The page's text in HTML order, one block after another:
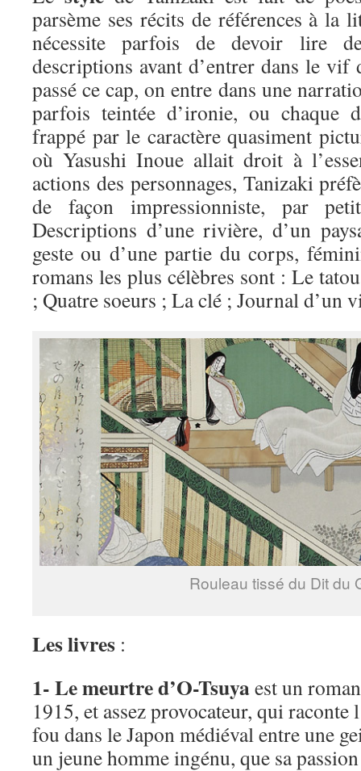
parsème ses récits de références à la
nécessite parfois de devoir lire
descriptions avant d’entrer dans le
passé ce cap, on entre dans une
parfois teintée d’ironie, ou chaque
frappé par le caractère quasiment
où Yasushi Inoue allait droit à
actions des personnages, Tanizaki
de façon impressionniste, par
Descriptions d’une rivière, d’un
geste ou d’une partie du corps,
romans les plus célèbres sont : Le
; Quatre soeurs ; La clé ; Journal d’un
Rouleau tissé du Dit du
Les livres :
1- Le meurtre d’O-Tsuyaest un
1915, et assez provocateur, qui raconte
fou dans le Japon médiéval entre une
un jeune homme ingénu, que sa